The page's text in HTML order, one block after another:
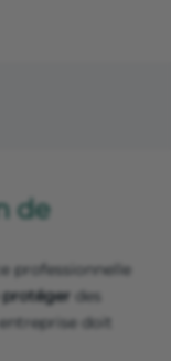
de
professionnelle
protéger des
doit